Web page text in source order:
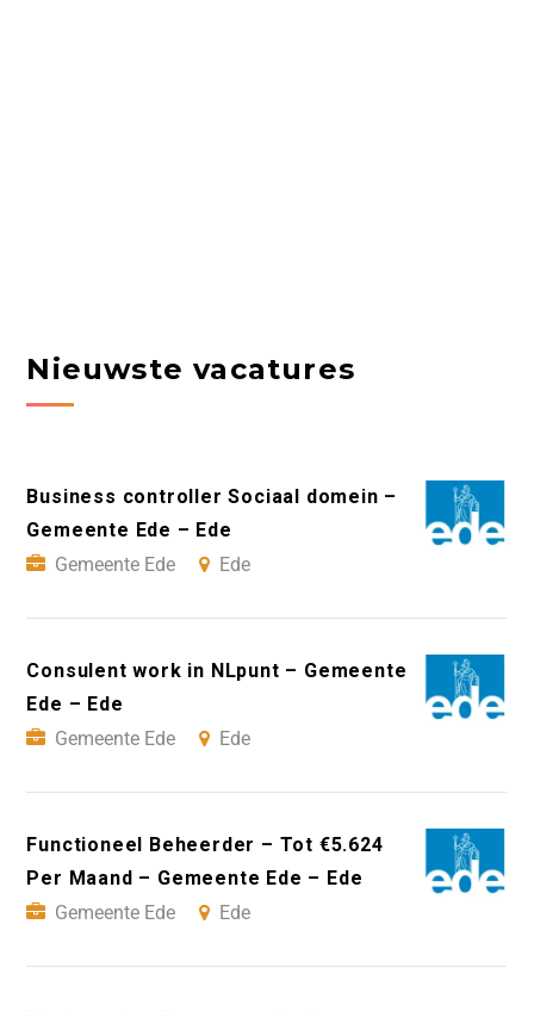
Nieuwste vacatures
Business controller Sociaal domein –
Gemeente Ede – Ede
Gemeente Ede
Ede
Consulent work in NLpunt – Gemeente
Ede – Ede
Gemeente Ede
Ede
Functioneel Beheerder – Tot €5.624
Per Maand – Gemeente Ede – Ede
Gemeente Ede
Ede